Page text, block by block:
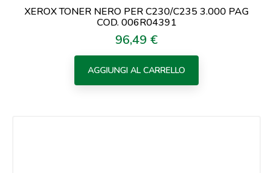
XEROX TONER NERO PER C230/C235 3.000 PAG
COD. 006R04391
Prezzo
96,49 €
AGGIUNGI AL CARRELLO